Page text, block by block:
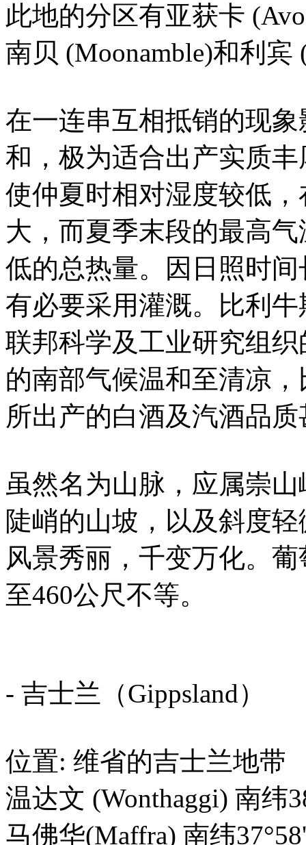
此地的分区有亚获卡
南贝 (Moonamble)和利宾
在一连串互相抵销的现
和，极为适合出产实质
使仲夏时相对湿度较低
大，而夏季末段的最高
低的总热量。因日照时
有必要采用灌溉。比利
联邦科学及工业研究组
的南部气候温和至清凉
所出产的白酒及汽酒品
虽然名为山脉，应属崇
陡峭的山坡，以及斜度
风景秀丽，千变万化。
至460公尺不等。
- 吉士兰（Gippsland）
位置: 维省的吉士兰地带
温达文 (Wonthaggi) 南纬
马佛华(Maffra) 南纬